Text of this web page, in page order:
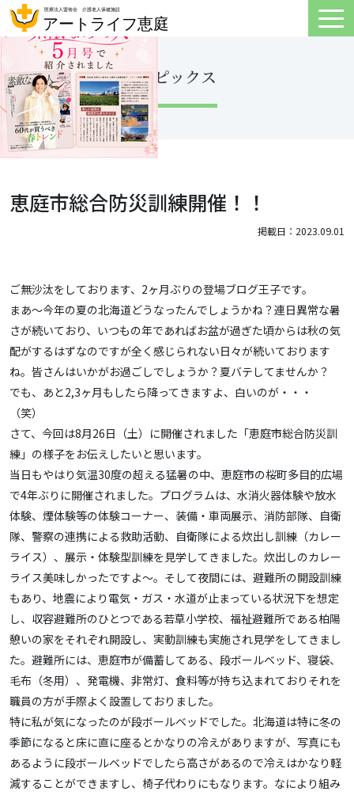
トピックス
恵庭市総合防災訓練開催！！
掲載日：2023.09.01
ご無沙汰をしております、2ヶ月ぶりの登場ブログ王子です。
まあ～今年の夏の北海道どうなったんでしょうかね？連日異常な暑
さが続いており、いつもの年であればお盆が過ぎた頃からは秋の気
配がするはずなのですが全く感じられない日々が続いております
ね。皆さんはいかがお過ごしでしょうか？夏バテしてませんか？
でも、あと2,3ヶ月もしたら降ってきますよ、白いのが・・・
（笑）
さて、今回は8月26日（土）に開催されました「恵庭市総合防災訓
練」の様子をお伝えしたいと思います。
当日もやはり気温30度の超える猛暑の中、恵庭市の桜町多目的広場
で4年ぶりに開催されました。プログラムは、水消火器体験や放水
体験、煙体験等の体験コーナー、装備・車両展示、消防部隊、自衛
隊、警察の連携による救助活動、自衛隊による炊出し訓練（カレー
ライス）、展示・体験型訓練を見学してきました。炊出しのカレー
ライス美味しかったですよ～。そして夜間には、避難所の開設訓練
もあり、地震により電気・ガス・水道が止まっている状況下を想定
し、収容避難所のひとつである若草小学校、福祉避難所である柏陽
憩いの家をそれぞれ開設し、実動訓練も実施され見学をしてきまし
た。避難所には、恵庭市が備蓄してある、段ボールベッド、寝袋、
毛布（冬用）、発電機、非常灯、食料等が持ち込まれておりそれを
職員の方が手際よく設置しておりました。
特に私が気になったのが段ボールベッドでした。北海道は特に冬の
季節になると床に直に座るとかなりの冷えがありますが、写真にも
あるように段ボールベッドでしたら高さがあるので冷えはかなり軽
減することができますし、椅子代わりにもなります。なにより組み